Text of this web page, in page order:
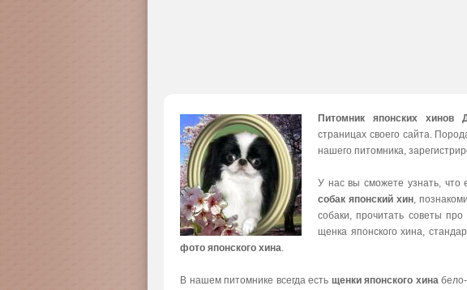
Питомник японских хинов
страницах своего сайта.
нашего питомника,
У нас вы сможете узнать, что
собак японский хин,
собаки, прочитать советы
щенка японского хина,
фото японского хина.
В нашем питомнике всегда есть щенки японского хинабело-